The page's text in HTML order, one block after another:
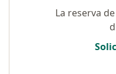
La reserva